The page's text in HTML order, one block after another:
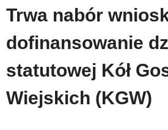
Trwa nabór
dofinansowanie
statutowej Kół
Wiejskich (KGW)